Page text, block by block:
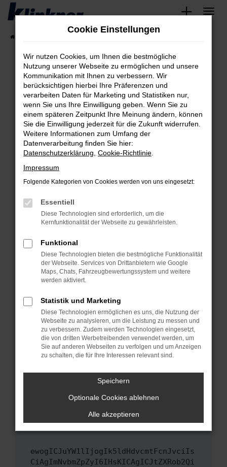
Zum
springen
Fehler: Network Error
Beim Laden ist ein Fehler aufgetreten.
Hier sind ein paar Tipps, die dir helfen können:
Überprüfe deine Firewall und deine
Internetverbindung.
Laden andere Webseiten, zum Beispiel deine
Suchmaschine?
Prüfe deine Browsererweiterungen.
können das Laden bestimmter Seiten
verhindern. Funktioniert die Seite in einem
anderen Browser oder in einem privaten
Starte dein Gerät neu.
Das kann manchmal helfen, vorübergehende
Probleme zu beheben.
Betriebssystem auf dem neuesten Stand
sind.
Veraltete Software birgt nicht nur ein
Sicherheitsrisiko, sondern kann auch dazu
führen, dass bestimmte Funktionen nicht mehr
unterstützt werden.
Wende dich an den Webseitenbetreiber.
Wenn du alle oben genannten Schritte versucht
hast, kontaktiere uns bitte. Wir werden
versuchen, das Problem zu beheben. Du kannst
uns diesen Text schicken, um uns bei der
ewogICJuYW1lIjogIk5ldHdvcmtFcnJvciIs
CiAgImNvbmZpZyI6IHsKICAgICJtZXRob2Qi
Cookie Einstellungen
Wir nutzen Cookies, um Ihnen die bestmögliche
Nutzung unserer Webseite zu ermöglichen und unsere
Kommunikation mit Ihnen zu verbessern. Wir
berücksichtigen hierbei Ihre Präferenzen und
verarbeiten Daten für Marketing und Statistiken nur,
wenn Sie uns Ihre Einwilligung geben. Wenn Sie zu
einem späteren Zeitpunkt Ihre Meinung ändern, können
Sie die Einwilligung jederzeit für die Zukunft widerrufen.
Weitere Informationen zum Umfang der
Datenverarbeitung finden Sie hier:
Datenschutzerklärung Cookie-Richtlinie
Impressum
Folgende Kategorien von Cookies werden von uns eingesetzt:
Essentiell
Diese Technologien sind erforderlich, um die
Kernfunktionalität der Webseite zu gewährleisten.
Funktional
Diese Technologien bieten die bestmögliche Funktionalität
der Webseite. Services von Drittanbietern wie Google
Maps, Chats, Fahrzeugbewertungssystem und weitere
werden aktiviert.
Statistik und Marketing
Diese Technologien ermöglichen es uns, die Nutzung der
Webseite zu analysieren, um die Leistung zu messen und
zu verbessern. Zudem werden Technologien eingesetzt,
die von dritten Werbetreibenden verwendet werden, um
Sie auf anderen Webseiten zu verfolgen und um Anzeigen
zu schalten, die für Ihre Interessen relevant sind.
Speichern
Optionale Cookies ablehnen
Alle akzeptieren